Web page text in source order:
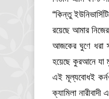
“কিন্তু
রয়েছে আমার
আজকের ঘুণে ধরা
হয়েছে কুরআনে যা
এই মূল্যবোধই
ক্যামিলা